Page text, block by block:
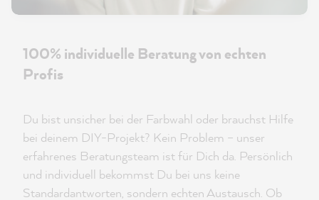
100% individuelle Beratung von echten
Profis
Du bist unsicher bei der Farbwahl oder brauchst Hilfe
bei deinem DIY-Projekt? Kein Problem – unser
erfahrenes Beratungsteam ist für Dich da. Persönlich
und individuell bekommst Du bei uns keine
Standardantworten, sondern echten Austausch. Ob